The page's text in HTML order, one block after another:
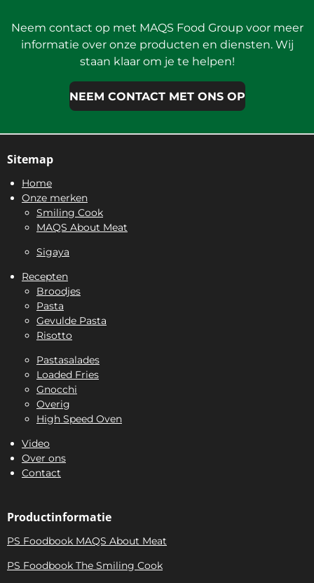
Neem contact op met MAQS Food Group voor meer
informatie over onze producten en diensten. Wij
staan klaar om je te helpen!
NEEM CONTACT MET ONS OP
Sitemap
Home
Onze merken
Smiling Cook
MAQS About Meat
Sigaya
Recepten
Broodjes
Pasta
Gevulde Pasta
Risotto
Pastasalades
Loaded Fries
Gnocchi
Overig
High Speed Oven
Video
Over ons
Contact
Productinformatie
PS Foodbook MAQS About Meat
PS Foodbook The Smiling Cook